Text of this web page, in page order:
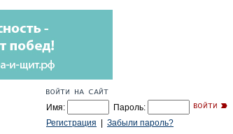
Имя:
Пароль:
Регистрация
Забыли пароль?